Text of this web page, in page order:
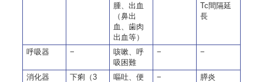
腫、出血
（鼻出
血、歯肉
出血等）
Tc間隔延
長
呼吸器 −
咳嗽、呼
吸困難
− −
消化器
下痢（3
嘔吐、便
− 膵炎